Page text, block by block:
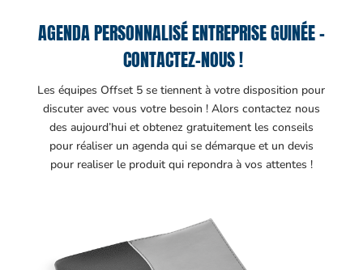
AGENDA PERSONNALISÉ ENTREPRISE GUINÉE –
CONTACTEZ-NOUS !
Les équipes Offset 5 se tiennent à votre disposition pour
discuter avec vous votre besoin ! Alors contactez nous
des aujourd’hui et obtenez gratuitement les conseils
pour réaliser un agenda qui se démarque et un devis
pour realiser le produit qui repondra à vos attentes !